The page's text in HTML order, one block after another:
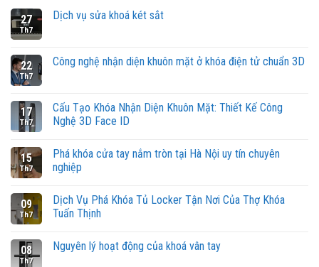
27
Th7
Dịch vụ sửa khoá két sắt
22
Th7
Công nghệ nhận diện khuôn mặt ở khóa điện tử chuẩn 3D
17
Th7
Cấu Tạo Khóa Nhận Diện Khuôn Mặt: Thiết Kế Công
Nghệ 3D Face ID
15
Th7
Phá khóa cửa tay nắm tròn tại Hà Nội uy tín chuyên
nghiệp
09
Th7
Dịch Vụ Phá Khóa Tủ Locker Tận Nơi Của Thợ Khóa
Tuấn Thịnh
08
Th7
Nguyên lý hoạt động của khoá vân tay